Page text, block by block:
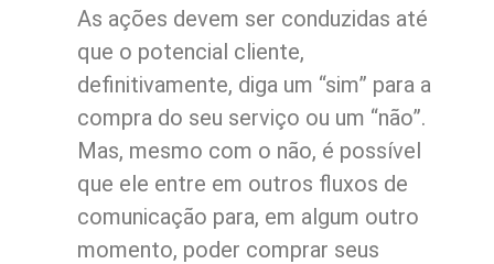
As ações devem ser conduzidas até
que o potencial cliente,
definitivamente, diga um “sim” para a
compra do seu serviço ou um “não”.
Mas, mesmo com o não, é possível
que ele entre em outros fluxos de
comunicação para, em algum outro
momento, poder comprar seus